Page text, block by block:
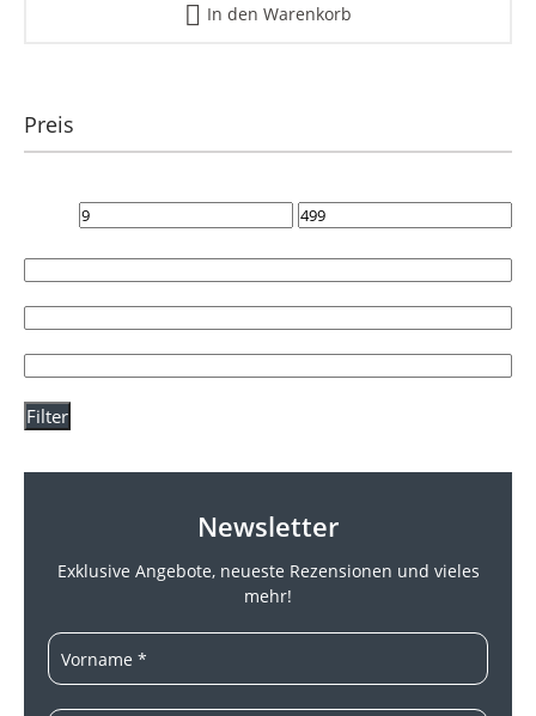
In den Warenkorb
Preis
Filter
Newsletter
Exklusive Angebote, neueste Rezensionen und vieles
mehr!